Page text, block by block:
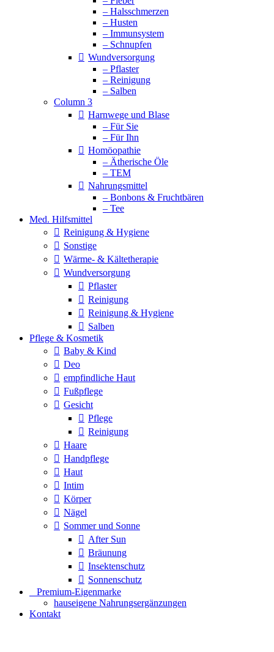
– Halsschmerzen
– Husten
– Immunsystem
– Schnupfen
Wundversorgung
– Pflaster
– Reinigung
– Salben
Column 3
Harnwege und Blase
– Für Sie
– Für Ihn
Homöopathie
– Ätherische Öle
– TEM
Nahrungsmittel
– Bonbons & Fruchtbären
– Tee
Med. Hilfsmittel
Reinigung & Hygiene
Sonstige
Wärme- & Kältetherapie
Wundversorgung
Pflaster
Reinigung
Reinigung & Hygiene
Salben
Pflege & Kosmetik
Baby & Kind
Deo
empfindliche Haut
Fußpflege
Gesicht
Pflege
Reinigung
Haare
Handpflege
Haut
Intim
Körper
Nägel
Sommer und Sonne
After Sun
Bräunung
Insektenschutz
Sonnenschutz
⠀​Premium-Eigenmarke
hauseigene Nahrungsergänzungen
Kontakt